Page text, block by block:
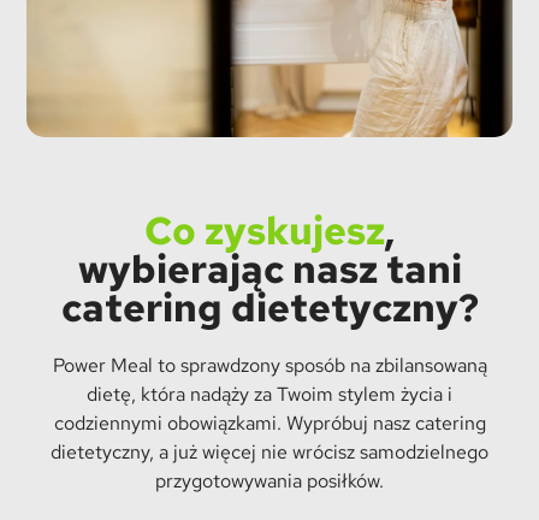
Co zyskujesz,
wybierając nasz tani
catering dietetyczny?
Power Meal to sprawdzony sposób na zbilansowaną
dietę, która nadąży za Twoim stylem życia i
codziennymi obowiązkami. Wypróbuj nasz catering
dietetyczny, a już więcej nie wrócisz samodzielnego
przygotowywania posiłków.